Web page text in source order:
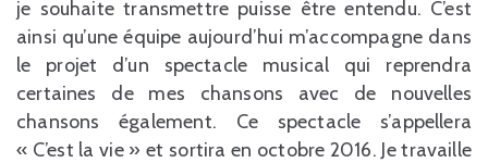
je souhaite transmettre puisse être entendu. C’est
ainsi qu’une équipe aujourd’hui m’accompagne dans
le projet d’un spectacle musical qui reprendra
certaines de mes chansons avec de nouvelles
chansons également. Ce spectacle s’appellera
« C’est la vie » et sortira en octobre 2016. Je travaille